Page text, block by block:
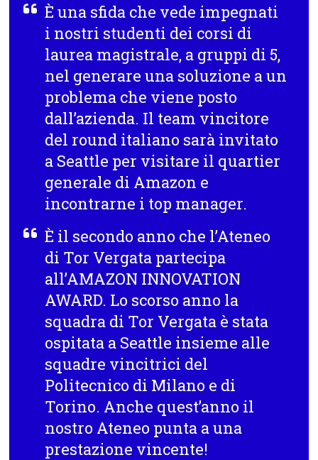
È una sfida che vede impegnati
i nostri studenti dei corsi di
laurea magistrale, a gruppi di 5,
nel generare una soluzione a un
problema che viene posto
dall’azienda. Il team vincitore
del round italiano sarà invitato
a Seattle per visitare il quartier
generale di Amazon e
incontrarne i top manager.
È il secondo anno che l’Ateneo
di Tor Vergata partecipa
all’AMAZON INNOVATION
AWARD. Lo scorso anno la
squadra di Tor Vergata è stata
ospitata a Seattle insieme alle
squadre vincitrici del
Politecnico di Milano e di
Torino. Anche quest’anno il
nostro Ateneo punta a una
prestazione vincente!